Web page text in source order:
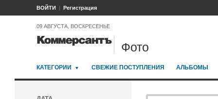
ВОЙТИ Регистрация
09 АВГУСТА, ВОСКРЕСЕНЬЕ
Фото
КАТЕГОРИИ СВЕЖИЕ ПОСТУПЛЕНИЯ АЛЬБОМЫ